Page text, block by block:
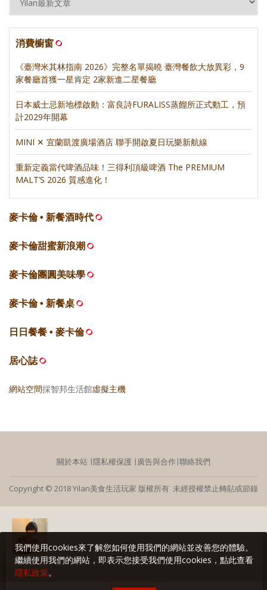
消費櫥窗
《臺灣米其林指南 2026》完整名單揭曉 臺灣餐飲大放異彩，9
家餐廳首獲一星肯定 2家新進二星餐廳
日本威士忌新地標啟動：富良詩FURALISS蒸餾所正式動工，預
計2029年開幕
MINI ✕ 宜蘭凱渡廣場酒店 聯手開啟夏日玩樂新航線
重新定義當代啤酒品味！三得利頂級啤酒 The PREMIUM
MALT’S 2026 質感進化！
麥卡倫 • 新餐酒時代
麥卡倫甜蜜新浪潮
麥卡倫團圓美味學
麥卡倫 • 新餐桌
日日餐餐 • 麥卡倫
居心誌
網站空間採智邦生活館虛擬主機
關於本站 ∣隱私權保護 ∣廣告與合作∣聯絡我們
Copyright © 2018 Yilan美食生活玩家 版權所有 未經授權禁止轉貼或節錄
我們使用cookies來了解您如何使用我們的網站並改善您的體驗。
繼續使用我們的網站，即表示您接受我們使用cookies，點此查看
隱私政策。